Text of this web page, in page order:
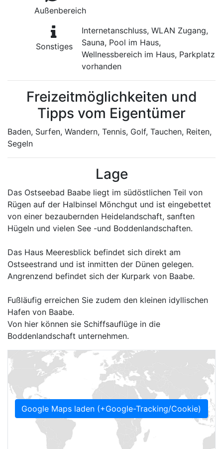
Außenbereich
Sonstiges
Internetanschluss, WLAN Zugang,
Sauna, Pool im Haus,
Wellnessbereich im Haus, Parkplatz
vorhanden
Freizeitmöglichkeiten und
Tipps vom Eigentümer
Baden, Surfen, Wandern, Tennis, Golf, Tauchen, Reiten,
Segeln
Lage
Das Ostseebad Baabe liegt im südöstlichen Teil von
Rügen auf der Halbinsel Mönchgut und ist eingebettet
von einer bezaubernden Heidelandschaft, sanften
Hügeln und vielen See -und Boddenlandschaften.
Das Haus Meeresblick befindet sich direkt am
Ostseestrand und ist inmitten der Dünen gelegen.
Angrenzend befindet sich der Kurpark von Baabe.
Fußläufig erreichen Sie zudem den kleinen idyllischen
Hafen von Baabe.
Von hier können sie Schiffsauflüge in die
Boddenlandschaft unternehmen.
Google Maps laden (+Google-Tracking/Cookie)